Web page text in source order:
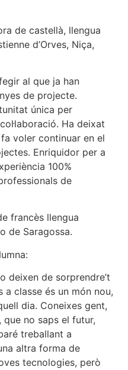
de castellà, llengua
d’Orves, Niça,
al que ja han
de projecte.
única per
Ha deixat
voler continuar en el
Enriquidor per a
100%
de
francès llengua
de Saragossa.
deixen de sorprendre’t
a classe és un món nou,
dia. Coneixes gent,
no saps el futur,
treballant a
altra forma de
tecnologies, però